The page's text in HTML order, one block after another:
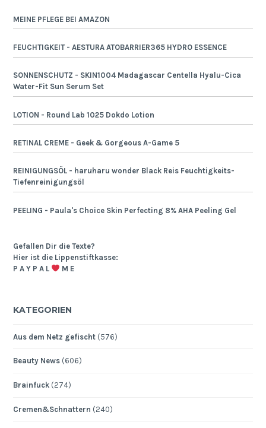
MEINE PFLEGE BEI AMAZON
FEUCHTIGKEIT - AESTURA ATOBARRIER365 HYDRO ESSENCE
SONNENSCHUTZ - SKIN1004 Madagascar Centella Hyalu-Cica
Water-Fit Sun Serum Set
LOTION - Round Lab 1025 Dokdo Lotion
RETINAL CREME - Geek & Gorgeous A-Game 5
REINIGUNGSÖL - haruharu wonder Black Reis Feuchtigkeits-
Tiefenreinigungsöl
PEELING - Paula's Choice Skin Perfecting 8% AHA Peeling Gel
Gefallen Dir die Texte?
Hier ist die Lippenstiftkasse:
P A Y P A L
M E
KATEGORIEN
Aus dem Netz gefischt (576)
Beauty News (606)
Brainfuck (274)
Cremen&Schnattern (240)